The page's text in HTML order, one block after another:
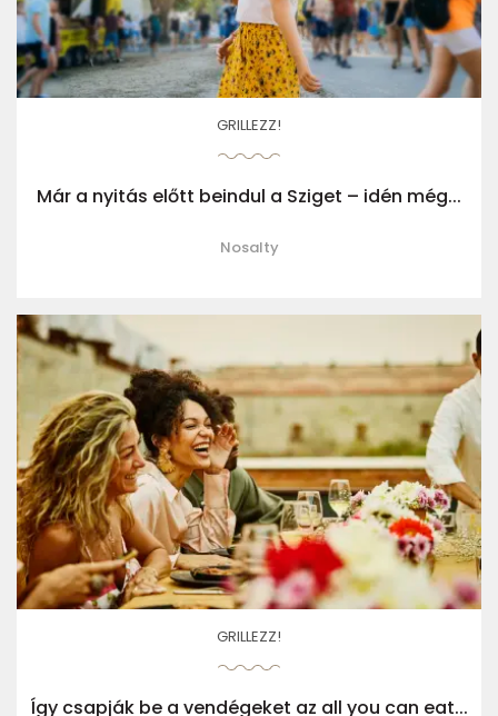
GRILLEZZ!
Már a nyitás előtt beindul a Sziget – idén még...
Nosalty
GRILLEZZ!
Így csapják be a vendégeket az all you can eat...